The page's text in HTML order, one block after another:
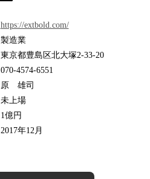
https://extbold.com/
製造業
東京都豊島区北大塚2-33-20
070-4574-6551
原 雄司
未上場
1億円
2017年12月